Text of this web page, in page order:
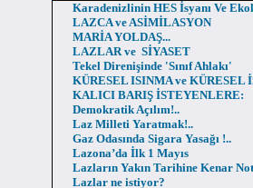
Karadenizlinin HES İsyanı Ve
LAZCA ve ASİMİLASYON
MARİA YOLDAŞ...
LAZLAR ve SİYASET
Tekel Direnişinde 'Sınıf Ahlakı'
KÜRESEL ISINMA ve KÜRESEL
KALICI BARIŞ İSTEYENLERE:
Demokratik Açılım!..
Laz Milleti Yaratmak!..
Gaz Odasında Sigara Yasağı !..
Lazona’da İlk 1 Mayıs
Lazların Yakın Tarihine Kenar
Lazlar ne istiyor?